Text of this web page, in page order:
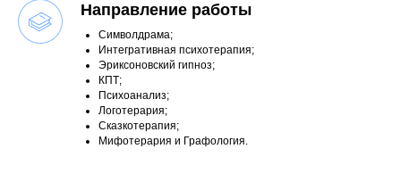
Направление работы
Символдрама;
Интегративная психотерапия;
Эриксоновский гипноз;
КПТ;
Психоанализ;
Логотерария;
Сказкотерапия;
Мифотерария и Графология.